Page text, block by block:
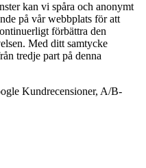
kan vi spåra och anonymt
på vår webbplats för att
förbättra den
Med ditt samtycke
tredje part på denna
Kundrecensioner, A/B-